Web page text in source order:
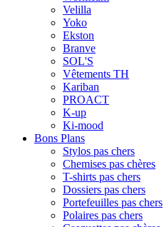
Velilla
Yoko
Ekston
Branve
SOL'S
Vêtements TH
Kariban
PROACT
K-up
Ki-mood
Bons Plans
Stylos pas chers
Chemises pas chères
T-shirts pas chers
Dossiers pas chers
Portefeuilles pas chers
Polaires pas chers